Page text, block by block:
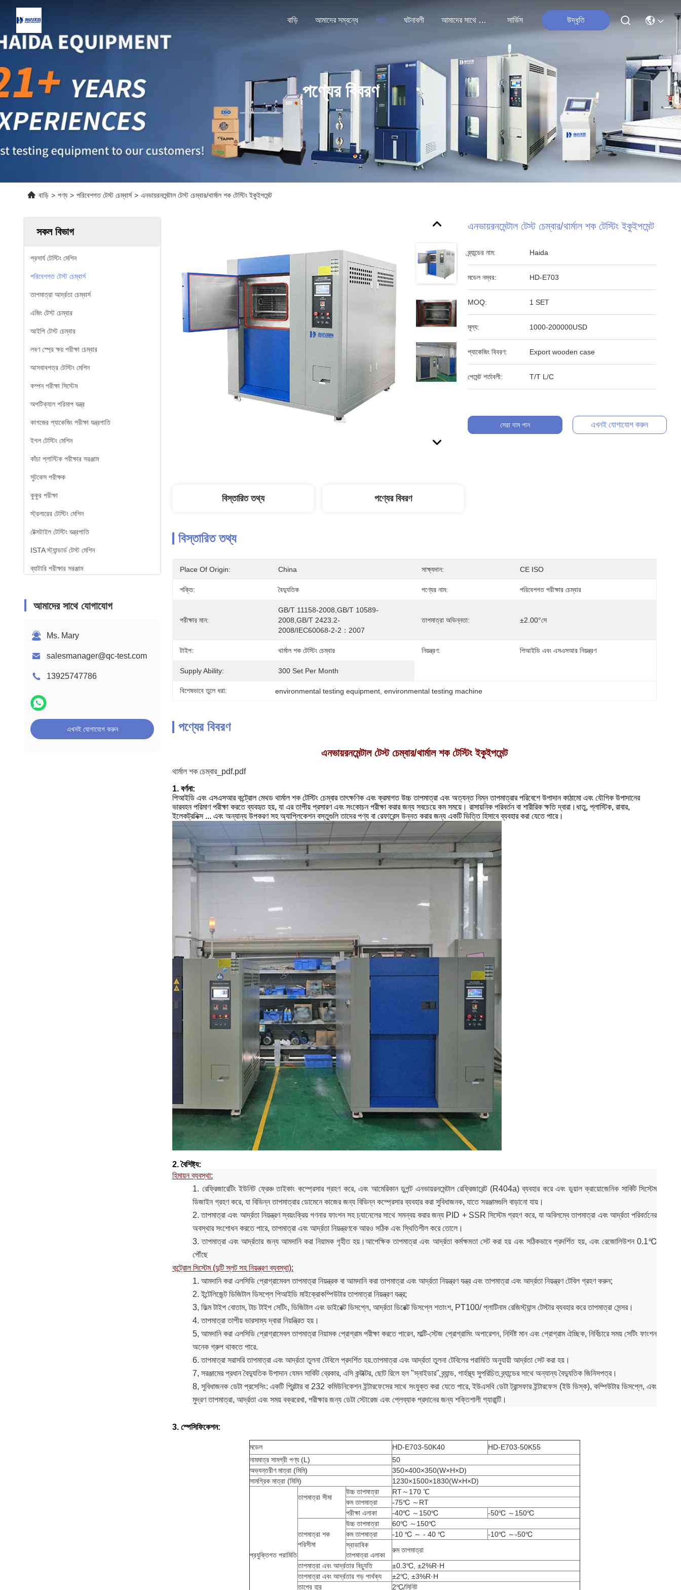
বাড়ি আমাদের সম্বন্ধে পণ্য ঘটনাবলী আমাদের সাথে যোগাযোগ সার্ভিস উদ্ধৃতি
পণ্যের বিবরণ
বাড়ি > পণ্য > পরিবেশগত টেস্ট চেম্বার্স > এনভায়রনমেন্টাল টেস্ট চেম্বার/থার্মাল শক টেস্টিং ইকুইপমেন্ট
সকল বিভাগ
প্রসার্য টেস্টিং মেশিন
পরিবেশগত টেস্ট চেম্বার্স
তাপমাত্রা আর্দ্রতা চেম্বার্স
এজিং টেস্ট চেম্বার
আইপি টেস্ট চেম্বার
লবণ স্প্রে ক্ষয় পরীক্ষা চেম্বার
আসবাবপত্র টেস্টিং মেশিন
কম্পন পরীক্ষা সিস্টেম
অপটিক্যাল পরিমাপ যন্ত্র
কাগজের প্যাকেজিং পরীক্ষা যন্ত্রপাতি
ইগল টেস্টিং মেশিন
কাঁচা প্লাস্টিক পরীক্ষার সরঞ্জাম
সুটকেস পরীক্ষক
কুকুর পরীক্ষা
স্ট্রলারের টেস্টিং মেশিন
টেক্সটাইল টেস্টিং যন্ত্রপাতি
ISTA স্ট্যান্ডার্ড টেস্ট মেশিন
ব্যাটারি পরীক্ষার সরঞ্জাম
জ্বলনযোগ্যতা পরীক্ষার সরঞ্জাম
আমাদের সাথে যোগাযোগ
Ms. Mary
salesmanager@qc-test.com
13925747786
এখনই যোগাযোগ করুন
এনভায়রনমেন্টাল টেস্ট চেম্বার/থার্মাল শক টেস্টিং ইকুইপমেন্ট
ব্র্যান্ডের নাম: Haida
মডেল নম্বর: HD-E703
MOQ: 1 SET
মূল্য: 1000-200000USD
প্যাকেজিং বিবরণ: Export wooden case
পেমেন্ট শর্তাবলী: T/T L/C
সেরা দাম পান এখনই যোগাযোগ করুন
বিস্তারিত তথ্য পণ্যের বিবরণ
বিস্তারিত তথ্য
Place Of Origin: China সাক্ষ্যদান: CE ISO
শক্তি: বৈদ্যুতিক পণ্যের নাম: পরিবেশগত পরীক্ষার চেম্বার
পরীক্ষার মান:
GB/T 11158-2008,GB/T 10589-
2008,GB/T 2423.2-
2008/IEC60068-2-2：2007
তাপমাত্রা অভিন্নতা: ±2.00°সে
টাইপ: থার্মাল শক টেস্টিং চেম্বার নিয়ন্ত্রণ: পিআইডি এবং এসএসআর নিয়ন্ত্রণ
Supply Ability: 300 Set Per Month
বিশেষভাবে তুলে ধরা: environmental testing equipment , environmental testing machine
পণ্যের বিবরণ
এনভায়রনমেন্টাল টেস্ট চেম্বার/থার্মাল শক টেস্টিং ইকুইপমেন্ট
থার্মাল শক চেম্বার_pdf.pdf
1. বর্ণনা:
পিআইডি এবং এসএসআর কন্ট্রোল মেথড থার্মাল শক টেস্টিং চেম্বার তাৎক্ষণিক এবং ক্রমাগত উচ্চ তাপমাত্রা এবং অত্যন্ত নিম্ন তাপমাত্রার পরিবেশে উপাদান কাঠামো এবং যৌগিক উপাদানের
ভারবহন পরিমাণ পরীক্ষা করতে ব্যবহৃত হয়, যা এর তাপীয় প্রসারণ এবং সংকোচন পরীক্ষা করার জন্য সবচেয়ে কম সময়ে। রাসায়নিক পরিবর্তন বা শারীরিক ক্ষতি দ্বারা।ধাতু, প্লাস্টিক, রাবার,
ইলেকট্রনিক্স ... এবং অন্যান্য উপকরণ সহ অ্যাপ্লিকেশন বস্তুগুলি তাদের পণ্য বা রেফারেন্স উন্নত করার জন্য একটি ভিত্তি হিসাবে ব্যবহার করা যেতে পারে।
2. বৈশিষ্ট্য:
হিমায়ন ব্যবস্থা:
1. রেফ্রিজারেটিং ইউনিট ফ্রেঞ্চ তাইকাং কম্প্রেসার গ্রহণ করে, এবং আমেরিকান ডুপন্ট এনভায়রনমেন্টাল রেফ্রিজারেন্ট (R404a) ব্যবহার করে এবং ডুয়াল ক্রায়োজেনিক সার্কিট সিস্টেম
ডিজাইন গ্রহণ করে, যা বিভিন্ন তাপমাত্রার ডোমেনে কাজের জন্য বিভিন্ন কম্প্রেসার ব্যবহার করা সুবিধাজনক, যাতে সরঞ্জামগুলি বাড়ানো যায়।
2. তাপমাত্রা এবং আর্দ্রতা নিয়ন্ত্রণ স্বয়ংক্রিয় গণনার ফাংশন সহ চ্যানেলের সাথে সমন্বয় করার জন্য PID + SSR সিস্টেম গ্রহণ করে, যা অবিলম্বে তাপমাত্রা এবং আর্দ্রতা পরিবর্তনের
অবস্থার সংশোধন করতে পারে, তাপমাত্রা এবং আর্দ্রতা নিয়ন্ত্রণকে আরও সঠিক এবং স্থিতিশীল করে তোলে।
3. তাপমাত্রা এবং আর্দ্রতার জন্য আমদানি করা নিয়ামক গৃহীত হয়।আপেক্ষিক তাপমাত্রা এবং আর্দ্রতা কর্মক্ষমতা সেট করা হয় এবং সঠিকভাবে প্রদর্শিত হয়, এবং রেজোলিউশন 0.1℃
পৌঁছে
কন্ট্রোল সিস্টেম (দুটি স্লট সহ নিয়ন্ত্রণ ব্যবস্থা):
1. আমদানি করা এলসিডি প্রোগ্রামেবল তাপমাত্রা নিয়ন্ত্রক বা আমদানি করা তাপমাত্রা এবং আর্দ্রতা নিয়ন্ত্রণ যন্ত্র এবং তাপমাত্রা এবং আর্দ্রতা নিয়ন্ত্রণ টেবিল গ্রহণ করুন;
2. ইন্টেলিজেন্ট ডিজিটাল ডিসপ্লে পিআইডি মাইক্রোকম্পিউটার তাপমাত্রা নিয়ন্ত্রণ যন্ত্র;
3, ফিল্ম টাইপ বোতাম, টাচ টাইপ সেটিং, ডিজিটাল এবং ডাইরেক্ট ডিসপ্লে, আর্দ্রতা ডিরেক্ট ডিসপ্লে শতাংশ, PT100/ প্লাটিনাম রেজিস্ট্যান্স টেস্টার ব্যবহার করে তাপমাত্রা সেন্সর।
4. তাপমাত্রা তাপীয় ভারসাম্য দ্বারা নিয়ন্ত্রিত হয়।
5, আমদানি করা এলসিডি প্রোগ্রামেবল তাপমাত্রা নিয়ামক প্রোগ্রাম পরীক্ষা করতে পারেন, মাল্টি-স্টেজ প্রোগ্রামিং অপারেশন, নির্দিষ্ট মান এবং প্রোগ্রাম ঐচ্ছিক, নির্বিচারে সময় সেটিং ফাংশন
অনেক গ্রুপ থাকতে পারে.
6. তাপমাত্রা সরাসরি তাপমাত্রা এবং আর্দ্রতা তুলনা টেবিলে প্রদর্শিত হয়.তাপমাত্রা এবং আর্দ্রতা তুলনা টেবিলের পরামিতি অনুযায়ী আর্দ্রতা সেট করা হয়।
7, সরঞ্জামের প্রধান বৈদ্যুতিক উপাদান যেমন সার্কিট ব্রেকার, এসি কন্টাক্টর, ছোট রিলে হল "স্নাইডার" ব্র্যান্ড, গার্হস্থ্য সুপরিচিত ব্র্যান্ডের সাথে অন্যান্য বৈদ্যুতিক জিনিসপত্র।
8, সুবিধাজনক ডেটা প্রসেসিং: একটি প্রিন্টার বা 232 কমিউনিকেশন ইন্টারফেসের সাথে সংযুক্ত করা যেতে পারে, ইউএসবি ডেটা ট্রান্সফার ইন্টারফেস (ইউ ডিস্ক), কম্পিউটার ডিসপ্লে, এবং
মুদ্রণ তাপমাত্রা, আর্দ্রতা এবং সময় বক্ররেখা, পরীক্ষার জন্য ডেটা স্টোরেজ এবং প্লেব্যাক প্রদানের জন্য শক্তিশালী গ্যারান্টি।
3. স্পেসিফিকেশন:
মডেল HD-E703-50K40
HD-E703-50K55
নামমাত্র সামগ্রী পণ্য (L)
50
অভ্যন্তরীণ মাত্রা (মিমি)
350×400×350(W×H×D)
সামগ্রিক মাত্রা (মিমি)
1230×1500×1830(W×H×D)
প্রযুক্তিগত পরামিতি
তাপমাত্রা সীমা
উচ্চ তাপমাত্রা
RT～170 ℃
কম তাপমাত্রা
-75℃ ～RT
পরীক্ষা এলাকা
-40℃ ～150℃ -50℃ ～150℃
তাপমাত্রা শক
পরিসীমা
উচ্চ তাপমাত্রা
60℃ ～150℃
কম তাপমাত্রা
-10 ℃ ～ - 40 ℃
-10℃ ～-50℃
স্বাভাবিক
তাপমাত্রা এলাকা
রুম তাপমাত্রা
তাপমাত্রা এবং আর্দ্রতার বিচ্যুতি
±0.3℃, ±2%R·H
তাপমাত্রা এবং আর্দ্রতার গড় পার্থক্য
±2℃, ±3%R·H
তাপের হার
2℃/মিনিট